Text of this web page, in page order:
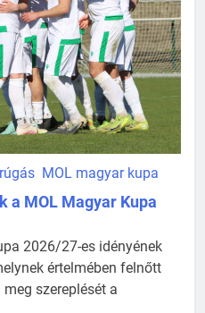
MOL magyar kupa
a MOL Magyar Kupa
2026/27-es idényének
értelmében felnőtt
szereplését a